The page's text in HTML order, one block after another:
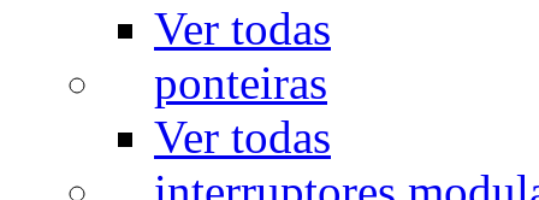
Ver todas
ponteiras
Ver todas